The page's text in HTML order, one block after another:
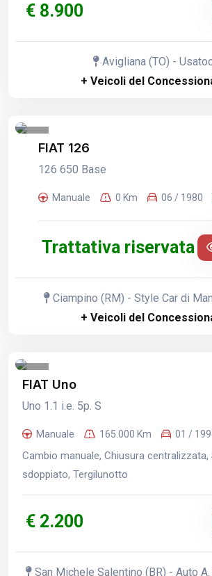
€ 8.900
Avigliana (TO) -
+ Veicoli del
FIAT 126
126 650 Base
Manuale 0 Km 06 / 1980
Trattativa riservata
Ciampino (RM) - Style Car di
+ Veicoli del
FIAT Uno
Uno 1.1 i.e. 5p. S
Manuale 165.000 Km 01 /
Cambio manuale, Chiusura
sdoppiato, Tergilunotto
€ 2.200
San Michele Salentino (BR) - Auto